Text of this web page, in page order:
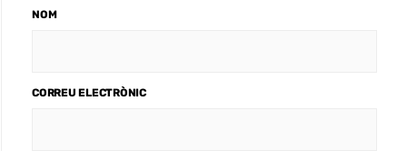
NOM
CORREU ELECTRÒNIC